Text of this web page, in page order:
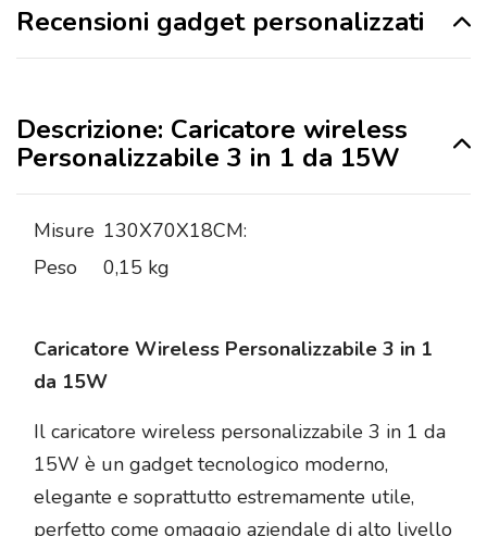
Recensioni gadget personalizzati
Descrizione: Caricatore wireless
Personalizzabile 3 in 1 da 15W
Misure 130X70X18CM:
Peso
0,15 kg
Caricatore Wireless Personalizzabile 3 in 1
da 15W
Il caricatore wireless personalizzabile 3 in 1 da
15W è un gadget tecnologico moderno,
elegante e soprattutto estremamente utile,
perfetto come omaggio aziendale di alto livello